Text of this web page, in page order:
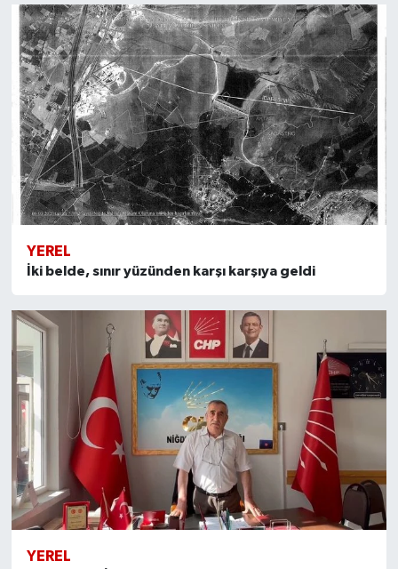
YEREL
İki belde, sınır yüzünden karşı karşıya geldi
YEREL